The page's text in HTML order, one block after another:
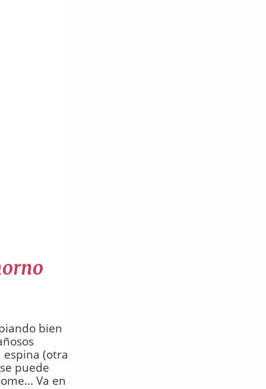
bien
(otra
puede
Va en